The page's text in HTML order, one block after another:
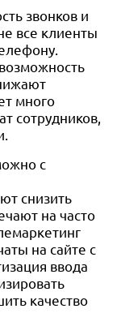
звонков и
все клиенты
много
сотрудников,
с
снизить
на часто
на сайте с
ввода
качество